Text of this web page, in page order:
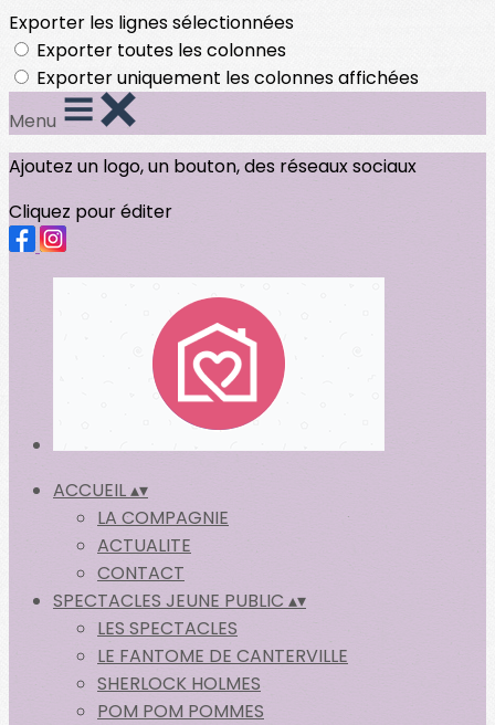
Exporter les lignes sélectionnées
Exporter toutes les colonnes
Exporter uniquement les colonnes affichées
Menu
Ajoutez un logo, un bouton, des réseaux sociaux
Cliquez pour éditer
ACCUEIL▴▾
LA COMPAGNIE
ACTUALITE
CONTACT
SPECTACLES JEUNE PUBLIC ▴▾
LES SPECTACLES
LE FANTOME DE CANTERVILLE
SHERLOCK HOLMES
POM POM POMMES